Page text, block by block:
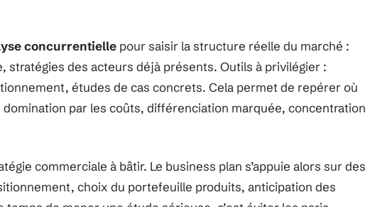
concurrentielle pour saisir la structure réelle du marché :
stratégies des acteurs déjà présents. Outils à privilégier :
études de cas concrets. Cela permet de repérer où
par les coûts, différenciation marquée, concentration
commerciale à bâtir. Le business plan s’appuie alors sur des
choix du portefeuille produits, anticipation des